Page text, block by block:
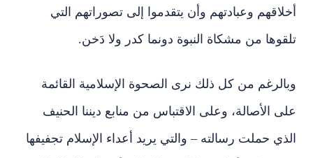
أخلاقهم وعبادتهم وأن يتقدموا إلى تصوراتهم التي
تلقوها من مشكاة النبوة دونما كدر ولا دَخن.
وبالرغم من كل ذلك نرى الصحوة الإسلامية القائمة
على الأصالة، وعلى الاقتباس من منابع ديننا الحنيف
الذي حملت رسالته – والتي يريد أعداء الإسلام تجفيفها